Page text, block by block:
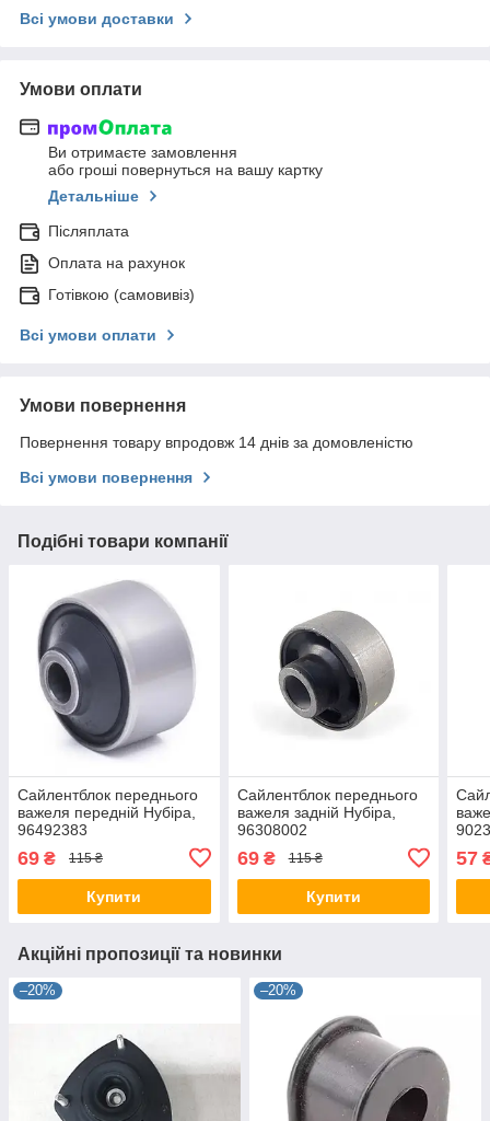
Всі умови доставки
Умови оплати
Ви отримаєте замовлення
або гроші повернуться на вашу картку
Детальніше
Післяплата
Оплата на рахунок
Готівкою (самовивіз)
Всі умови оплати
Умови повернення
Повернення товару впродовж 14 днів за домовленістю
Всі умови повернення
Подібні товари компанії
Сайлентблок переднього
важеля передній Нубіра,
96492383
69 ₴ 115 ₴
Купити
Сайлентблок переднього
важеля задній Нубіра,
96308002
69₴ 115 ₴
Купити
57
Акційні пропозиції та новинки
–20% –20%